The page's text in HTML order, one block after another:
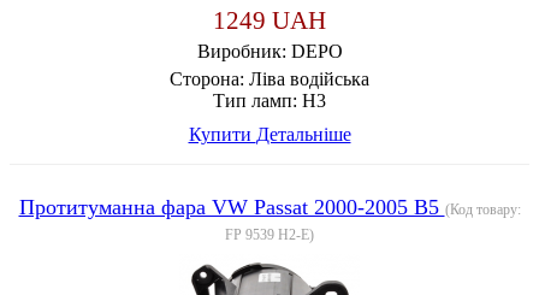
1249 UAH
Виробник: DEPO
Сторона: Ліва водійська
Тип ламп: Н3
Купити Детальніше
Протитуманна фара VW Passat 2000-2005 B5 (Код товару:
FP 9539 H2-E)